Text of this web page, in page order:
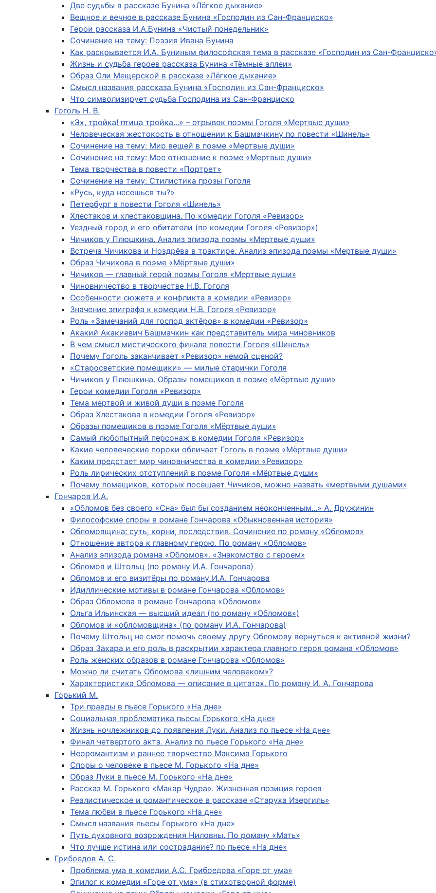
Две судьбы в рассказе Бунина «Лёгкое дыхание»
Вещное и вечное в рассказе Бунина «Господин из Сан-Франциско»
Герои рассказа И.А.Бунина «Чистый понедельник»
Сочинение на тему: Поэзия Ивана Бунина
Как раскрывается И.А. Буниным философская тема в рассказе «Господин из Сан-
Жизнь и судьба героев рассказа Бунина «Тёмные аллеи»
Образ Оли Мещерской в рассказе «Лёгкое дыхание»
Смысл названия рассказа Бунина «Господин из Сан-Франциско»
Что символизирует судьба Господина из Сан-Франциско
Гоголь Н. В.
«Эх, тройка! птица тройка...» – отрывок поэмы Гоголя «Мертвые души»
Человеческая жестокость в отношении к Башмачкину по повести «Шинель»
Сочинение на тему: Мир вещей в поэме «Мертвые души»
Сочинение на тему: Мое отношение к поэме «Мертвые души»
Тема творчества в повести «Портрет»
Сочинение на тему: Стилистика прозы Гоголя
«Русь, куда несешься ты?»
Петербург в повести Гоголя «Шинель»
Хлестаков и хлестаковщина. По комедии Гоголя «Ревизор»
Уездный город и его обитатели (по комедии Гоголя «Ревизор»)
Чичиков у Плюшкина. Анализ эпизода поэмы «Мертвые души»
Встреча Чичикова и Ноздрёва в трактире. Анализ эпизода поэмы «Мертвые души»
Образ Чичикова в поэме «Мёртвые души»
Чичиков — главный герой поэмы Гоголя «Мертвые души»
Чиновничество в творчестве Н.В. Гоголя
Особенности сюжета и конфликта в комедии «Ревизор»
Значение эпиграфа к комедии Н.В. Гоголя «Ревизор»
Роль «Замечаний для господ актёров» в комедии «Ревизор»
Акакий Акакиевич Башмачкин как представитель мира чиновников
В чем смысл мистического финала повести Гоголя «Шинель»
Почему Гоголь заканчивает «Ревизор» немой сценой?
«Старосветские помещики» — милые старички Гоголя
Чичиков у Плюшкина. Образы помещиков в поэме «Мёртвые души»
Герои комедии Гоголя «Ревизор»
Тема мертвой и живой души в поэме Гоголя
Образ Хлестакова в комедии Гоголя «Ревизор»
Образы помещиков в поэме Гоголя «Мёртвые души»
Самый любопытный персонаж в комедии Гоголя «Ревизор»
Какие человеческие пороки обличает Гоголь в поэме «Мёртвые души»
Каким предстает мир чиновничества в комедии «Ревизор»
Роль лирических отступлений в поэме Гоголя «Мёртвые души»
Почему помещиков, которых посещает Чичиков, можно назвать «мертвыми душами»
Гончаров И.А.
«Обломов без своего «Сна» был бы созданием неоконченным...» А. Дружинин
Философские споры в романе Гончарова «Обыкновенная история»
Обломовщина: суть, корни, последствия. Сочинение по роману «Обломов»
Отношение автора к главному герою. По роману «Обломов»
Анализ эпизода романа «Обломов». «Знакомство с героем»
Обломов и Штольц (по роману И.А. Гончарова)
Обломов и его визитёры по роману И.А. Гончарова
Идиллические мотивы в романе Гончарова «Обломов»
Образ Обломова в романе Гончарова «Обломов»
Ольга Ильинская — высший идеал (по роману «Обломов»)
Обломов и «обломовщина» (по роману И.А. Гончарова)
Почему Штольц не смог помочь своему другу Обломову вернуться к активной жизни?
Образ Захара и его роль в раскрытии характера главного героя романа «Обломов»
Роль женских образов в романе Гончарова «Обломов»
Можно ли считать Обломова «лишним человеком»?
Характеристика Обломова — описание в цитатах. По роману И. А. Гончарова
Горький М.
Три правды в пьесе Горького «На дне»
Социальная проблематика пьесы Горького «На дне»
Жизнь ночлежников до появления Луки. Анализ по пьесе «На дне»
Финал четвертого акта. Анализ по пьесе Горького «На дне»
Неоромантизм и раннее творчество Максима Горького
Споры о человеке в пьесе М. Горького «На дне»
Образ Луки в пьесе М. Горького «На дне»
Рассказ М. Горького «Макар Чудра». Жизненная позиция героев
Реалистическое и романтическое в рассказе «Старуха Изергиль»
Тема любви в пьесе Горького «На дне»
Смысл названия пьесы Горького «На дне»
Путь духовного возрождения Ниловны. По роману «Мать»
Что лучше истина или сострадание? по пьесе «На дне»
Грибоедов А. С.
Проблема ума в комедии А.С. Грибоедова «Горе от ума»
Эпилог к комедии «Горе от ума» (в стихотворной форме)